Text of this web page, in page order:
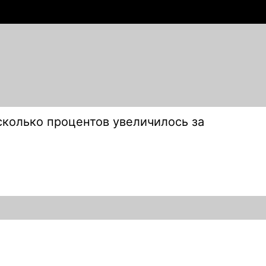
процентов увеличилось за